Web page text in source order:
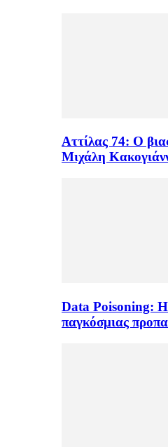
Αττίλας 74: Ο
Μιχάλη
Data Poisoning:
παγκόσμιας